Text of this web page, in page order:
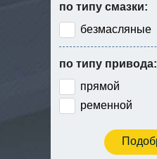
по типу смазки:
безмасляные
по типу привода:
прямой
ременной